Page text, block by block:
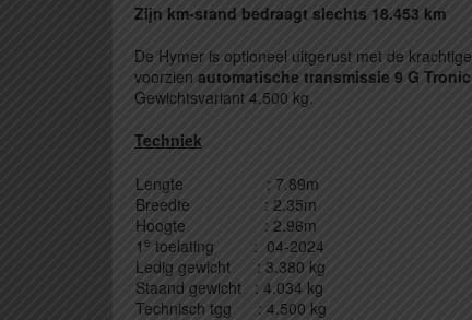
Zijn km-stand bedraagt slechts 18.453 km
De Hymer is optioneel uitgerust met de krachtige
voorzien automatische transmissie 9 G Tronic
Gewichtsvariant 4.500 kg.
Techniek
Lengte : 7.89m
Breedte : 2.35m
Hoogte : 2.96m
1 e toelating : 04-2024
Ledig gewicht : 3.380 kg
Staand gewicht : 4.034 kg
Technisch tgg : 4.500 kg